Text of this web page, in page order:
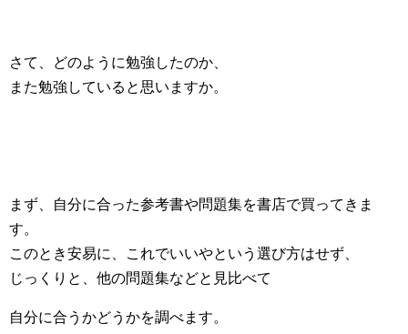
さて、どのように勉強したのか、
また勉強していると思いますか。
まず、自分に合った参考書や問題集を書店で買ってきま
す。
このとき安易に、これでいいやという選び方はせず、
じっくりと、他の問題集などと見比べて
自分に合うかどうかを調べます。